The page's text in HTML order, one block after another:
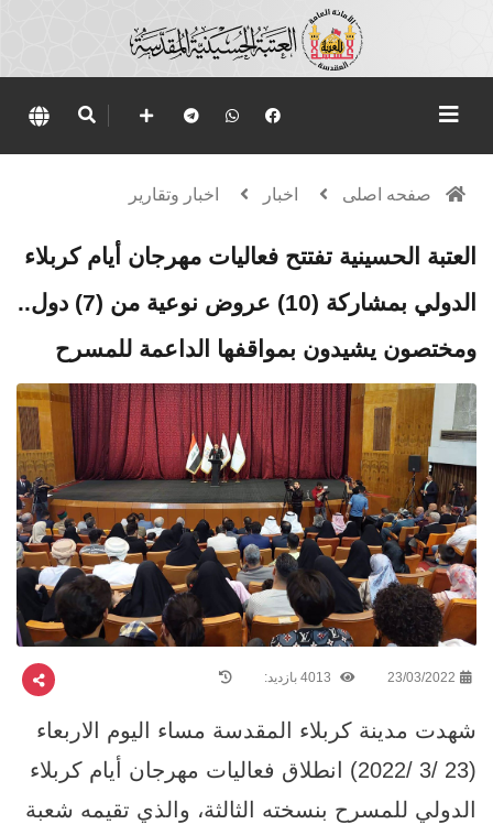
صفحه اصلی اخبار اخبار وتقارير
العتبة الحسينية تفتتح فعاليات مهرجان أيام كربلاء
الدولي بمشاركة (10) عروض نوعية من (7) دول..
ومختصون يشيدون بمواقفها الداعمة للمسرح
23/03/2022
شهدت مدينة كربلاء المقدسة مساء اليوم الاربعاء
(23 /3 /2022) انطلاق فعاليات مهرجان أيام كربلاء
الدولي للمسرح بنسخته الثالثة، والذي تقيمه شعبة